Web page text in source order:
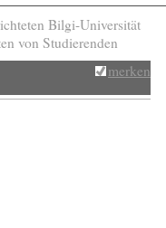
Bilgi-Universität
von Studierenden
merken